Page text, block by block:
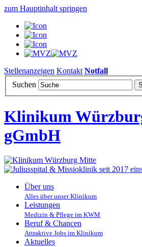
zum Hauptinhalt springen
Stellenanzeigen Kontakt Notfall
Suchen
Klinikum
gGmbH
Über uns
Alles über unser Klinikum
Leistungen
Medizin & Pflege im KWM
Beruf & Chancen
Attraktive Jobs im Klinikum
Aktuelles